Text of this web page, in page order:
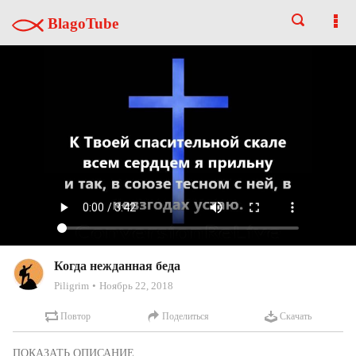
BlagoTube
Когда нежданная беда
Piligrim Ноябрь 22, 2018
Повтор Поделиться Скачать
Текст песниКогда нежданная беда нарушит мой покой